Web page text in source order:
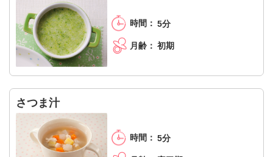
5分
初期
さつま汁
5分